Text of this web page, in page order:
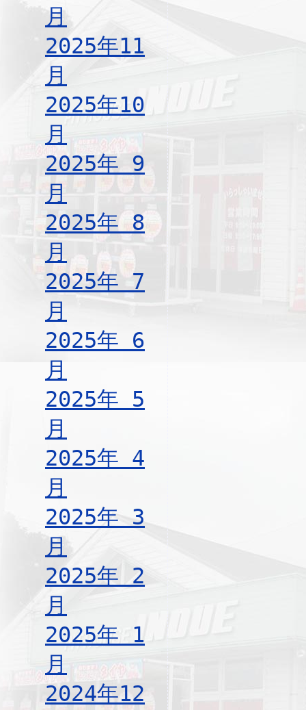
月
2025年11
月
2025年10
月
2025年 9
月
2025年 8
月
2025年 7
月
2025年 6
月
2025年 5
月
2025年 4
月
2025年 3
月
2025年 2
月
2025年 1
月
2024年12